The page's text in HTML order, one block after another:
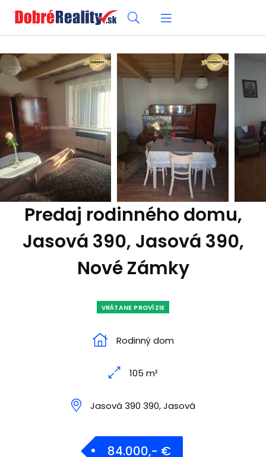
Predaj rodinného domu,
Jasová 390, Jasová 390,
Nové Zámky
VRÁTANE PROVÍZIE
Rodinný dom
105 m²
Jasová 390 390, Jasová
84.000,- €